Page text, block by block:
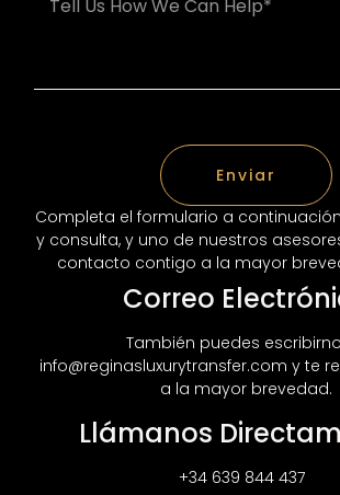
Completa el formulario a
y consulta, y uno de nuestros
contacto contigo a la mayor
Correo
También puedes
info@reginasluxurytransfer.com y te
a la mayor brevedad.
Llámanos
+34 639 844 437
Enviar